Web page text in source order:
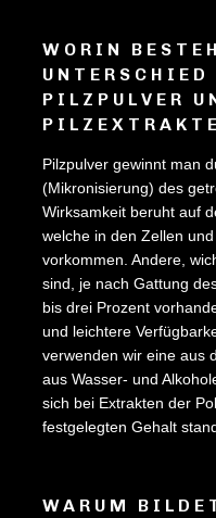
WORIN
UNTERSCHIED
PILZPULVER
Pilzpulver gewinnt man
(Mikronisierung) des
Wirksamkeit beruht auf
welche in den Zellen
vorkommen. Andere,
sind, je nach Gattung
bis drei Prozent
und leichtere
verwenden wir eine aus
aus Wasser- und
sich bei Extrakten der
festgelegten Gehalt
WARUM